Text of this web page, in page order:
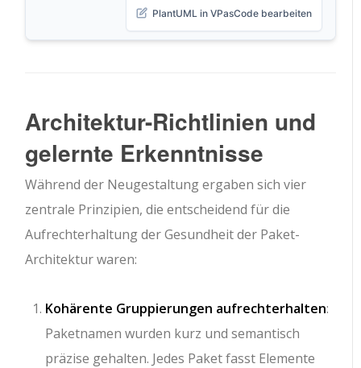
PlantUML in VPasCode bearbeiten
Architektur-Richtlinien und
gelernte Erkenntnisse
Während der Neugestaltung ergaben sich vier
zentrale Prinzipien, die entscheidend für die
Aufrechterhaltung der Gesundheit der Paket-
Architektur waren:
Kohärente Gruppierungen aufrechterhalten:
Paketnamen wurden kurz und semantisch
präzise gehalten. Jedes Paket fasst Elemente